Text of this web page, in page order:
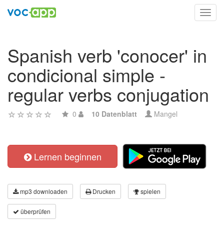
Spanish verb 'conocer' in
condicional simple -
regular verbs conjugation
0 10 Datenblatt Mangel
Lernen beginnen
mp3 downloaden Drucken spielen
überprüfen